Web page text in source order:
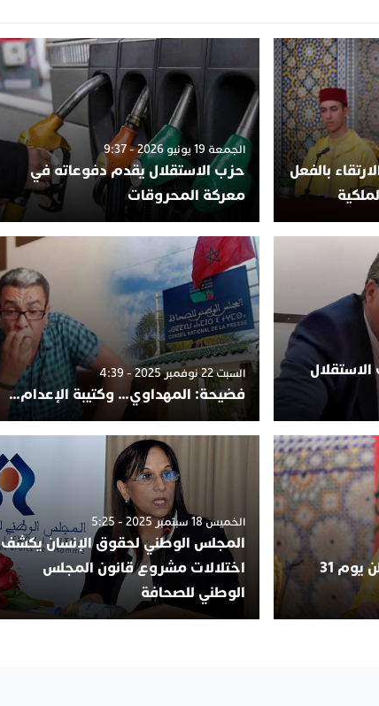
بالفعل
الجمعة 19 يونيو 2026 - 9:37
حزب الاستقلال يقدم دفوعاته في
معركة المحروقات
السبت 22 نوفمبر 2025 - 4:39
فضيحة: المهداوي… وكتيبة الإعدام…
“عيد الوحدة “.. الملك يعلن يوم 31
الخميس 18 سبتمبر 2025 - 5:25
المجلس الوطني لحقوق الإنسان يكشف
اختلالات مشروع قانون المجلس
الوطني للصحافة